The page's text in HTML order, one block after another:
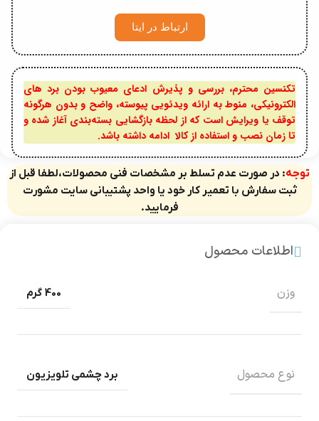
ارتباط در ایتا
تکنسین محترم، بررسی و پذیرش ادعای معیوب بودن برد های
الکترونیکی، منوط به ارائه ویدئویی پیوسته، واضح و بدون هرگونه
توقف یا ویرایش است که از لحظه بازگشایی بسته‌بندی آغاز شده و
تا زمان نصب و استفاده از کالا ادامه داشته باشد.
توجه: در صورت عدم تسلط بر مشخصات فنی محصولات،لطفا قبل از
ثبت سفارش با تعمیر کار خود یا واحد پشتیبانی سایت مشورت
فرمایید.
اطلاعات محصول
وزن 400 گرم
نوع محصول برد چشمی تلویزیون